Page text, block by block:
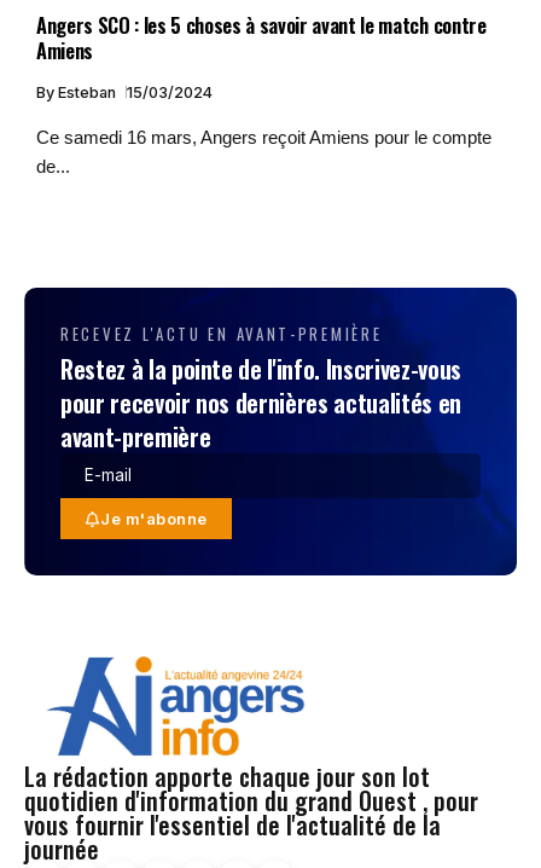
Angers SCO : les 5 choses à savoir avant le match contre
Amiens
By Esteban 15/03/2024
Ce samedi 16 mars, Angers reçoit Amiens pour le compte
de...
RECEVEZ L'ACTU EN AVANT-PREMIÈRE
Restez à la pointe de l'info. Inscrivez-vous
pour recevoir nos dernières actualités en
avant-première
Je m'abonne
La rédaction apporte chaque jour son lot
quotidien d'information du grand Ouest , pour
vous fournir l'essentiel de l'actualité de la
journée